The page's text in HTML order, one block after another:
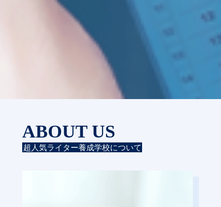
ABOUT US
超人気ライター養成学校について